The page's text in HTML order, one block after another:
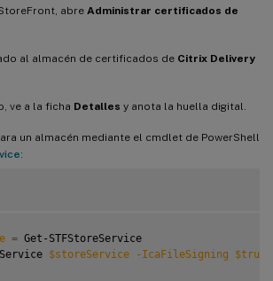
abre Administrar certificados de
al almacén de certificados de Citrix Delivery
ve a la ficha Detalles y anota la huella digital.
un almacén mediante el cmdlet de PowerShell
:
= Get-STFStoreService
$storeService -IcaFileSigning $true